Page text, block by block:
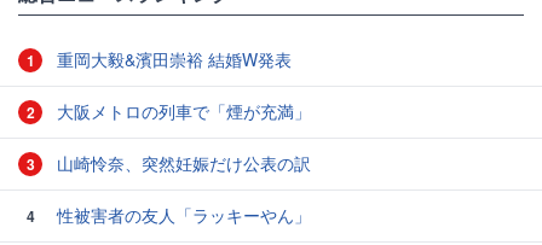
1 重岡大毅&濱田崇裕 結婚W発表
2 大阪メトロの列車で「煙が充満」
3 山崎怜奈、突然妊娠だけ公表の訳
4 性被害者の友人「ラッキーやん」